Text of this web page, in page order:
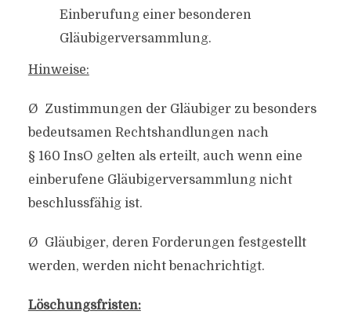
Einberufung einer besonderen
Gläubigerversammlung.
Hinweise:
Ø Zustimmungen der Gläubiger zu besonders
bedeutsamen Rechtshandlungen nach
§ 160 InsO gelten als erteilt, auch wenn eine
einberufene Gläubigerversammlung nicht
beschlussfähig ist.
Ø Gläubiger, deren Forderungen festgestellt
werden, werden nicht benachrichtigt.
Löschungsfristen: